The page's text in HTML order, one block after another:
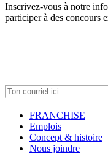
Inscrivez-vous à notre
participer à des concours
FRANCHISE
Emplois
Concept & histoire
Nous joindre